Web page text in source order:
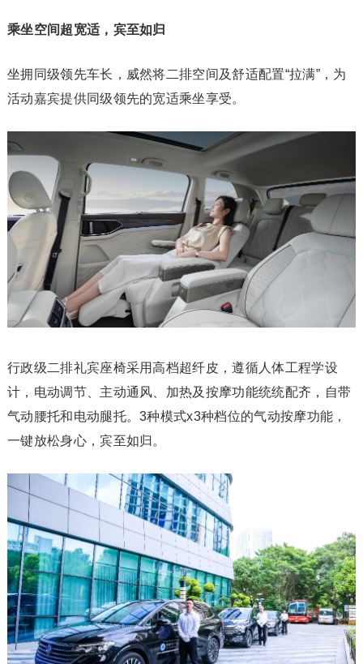
乘坐空间超宽适，宾至如归
坐拥同级领先车长，威然将二排空间及舒适配置“拉满”，为
活动嘉宾提供同级领先的宽适乘坐享受。
行政级二排礼宾座椅采用高档超纤皮，遵循人体工程学设
计，电动调节、主动通风、加热及按摩功能统统配齐，自带
气动腰托和电动腿托。3种模式x3种档位的气动按摩功能，
一键放松身心，宾至如归。